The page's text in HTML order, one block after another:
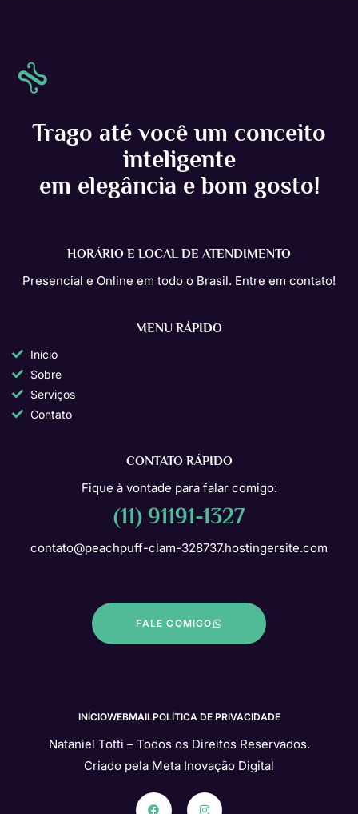
Trago até você um conceito
inteligente
em elegância e bom gosto!
HORÁRIO E LOCAL DE ATENDIMENTO
Presencial e Online em todo o Brasil. Entre em contato!
MENU RÁPIDO
Início
Sobre
Serviços
Contato
CONTATO RÁPIDO
Fique à vontade para falar comigo:
(11) 91191-1327
contato@peachpuff-clam-328737.hostingersite.com
FALE COMIGO
INÍCIOWEBMAILPOLÍTICA DE PRIVACIDADE
Nataniel Totti – Todos os Direitos Reservados.
Criado pela Meta Inovação Digital